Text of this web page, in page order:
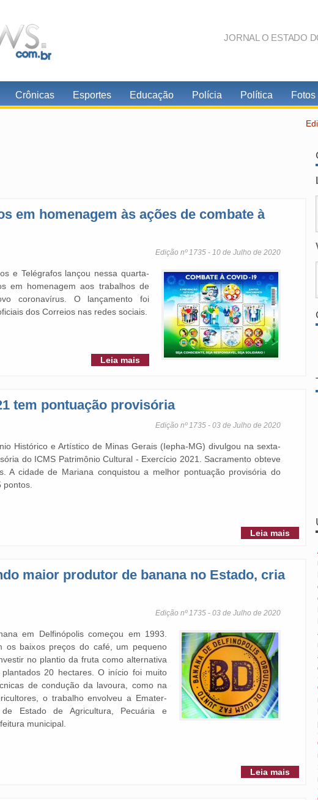
JORNAL O ESTADO
Crônicas Esportes Educação Polícia Política Fotos
em homenagem às ações de combate à
Edição nº 1735 - 10 de Julho de 2020
e Telégrafos lançou nessa quarta-
em homenagem aos trabalhos de
coronavírus. O lançamento foi
dos Correios nas redes sociais.
Leia mais
tem pontuação provisória
Edição nº 1735 - 03 de Julho de 2020
Histórico e Artístico de Minas Gerais (Iepha-MG) divulgou na sexta-
do ICMS Patrimônio Cultural - Exercício 2021. Sacramento obteve
A cidade de Mariana conquistou a melhor pontuação provisória do
Leia mais
maior produtor de banana no Estado, cria
Edição nº 1735 - 03 de Julho de 2020
em Delfinópolis começou em 1993.
os baixos preços do café, um pequeno
no plantio da fruta como alternativa
20 hectares. O início foi muito
de condução da lavoura, como na
o trabalho envolveu a Emater-
Estado de Agricultura, Pecuária e
municipal.
Leia mais